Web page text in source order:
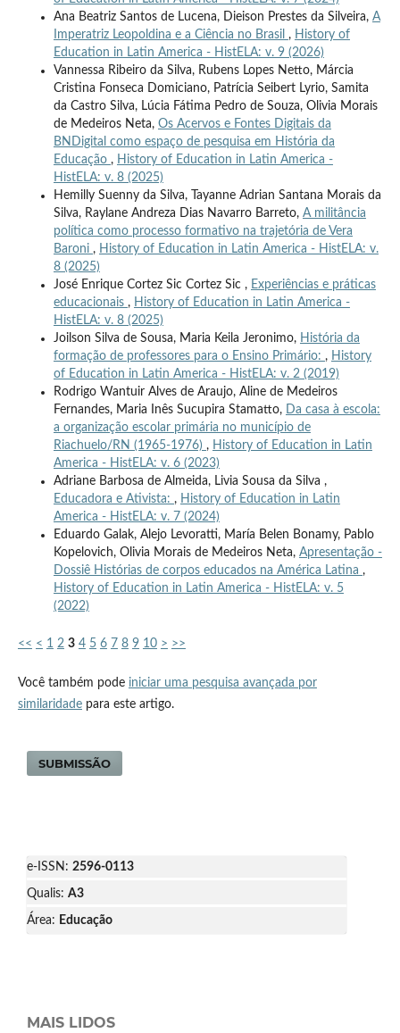
Ana Beatriz Santos de Lucena, Dieison Prestes da Silveira, A
Imperatriz Leopoldina e a Ciência no Brasil , History of
Education in Latin America - HistELA: v. 9 (2026)
Vannessa Ribeiro da Silva, Rubens Lopes Netto, Márcia
Cristina Fonseca Domiciano, Patrícia Seibert Lyrio, Samita
da Castro Silva, Lúcia Fátima Pedro de Souza, Olivia Morais
de Medeiros Neta, Os Acervos e Fontes Digitais da
BNDigital como espaço de pesquisa em História da
Educação , History of Education in Latin America -
HistELA: v. 8 (2025)
Hemilly Suenny da Silva, Tayanne Adrian Santana Morais da
Silva, Raylane Andreza Dias Navarro Barreto, A militância
política como processo formativo na trajetória de Vera
Baroni , History of Education in Latin America - HistELA: v.
8 (2025)
José Enrique Cortez Sic Cortez Sic , Experiências e práticas
educacionais , History of Education in Latin America -
HistELA: v. 8 (2025)
Joilson Silva de Sousa, Maria Keila Jeronimo, História da
formação de professores para o Ensino Primário: , History
of Education in Latin America - HistELA: v. 2 (2019)
Rodrigo Wantuir Alves de Araujo, Aline de Medeiros
Fernandes, Maria Inês Sucupira Stamatto, Da casa à escola:
a organização escolar primária no município de
Riachuelo/RN (1965-1976) , History of Education in Latin
America - HistELA: v. 6 (2023)
Adriane Barbosa de Almeida, Livia Sousa da Silva ,
Educadora e Ativista: , History of Education in Latin
America - HistELA: v. 7 (2024)
Eduardo Galak, Alejo Levoratti, María Belen Bonamy, Pablo
Kopelovich, Olivia Morais de Medeiros Neta, Apresentação -
Dossiê Histórias de corpos educados na América Latina ,
History of Education in Latin America - HistELA: v. 5
(2022)
<< < 1 2 3 4 5 6 7 8 9 10 > >>
Você também pode iniciar uma pesquisa avançada por
similaridadepara este artigo.
SUBMISSÃO
e-ISSN: 2596-0113
Qualis: A3
Área: Educação
MAIS LIDOS